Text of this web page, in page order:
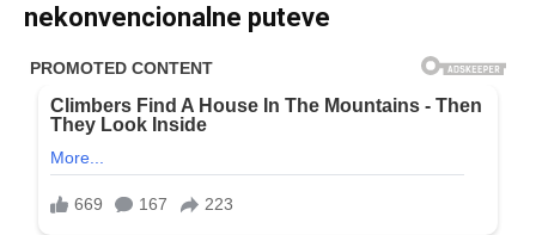
nekonvencionalne puteve